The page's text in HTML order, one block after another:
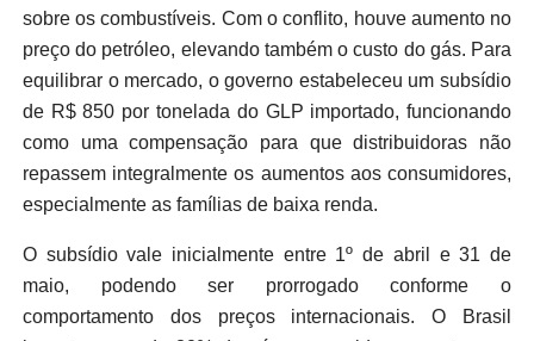
sobre os combustíveis. Com o conflito, houve aumento no
preço do petróleo, elevando também o custo do gás. Para
equilibrar o mercado, o governo estabeleceu um subsídio
de R$ 850 por tonelada do GLP importado, funcionando
como uma compensação para que distribuidoras não
repassem integralmente os aumentos aos consumidores,
especialmente as famílias de baixa renda.
O subsídio vale inicialmente entre 1º de abril e 31 de
maio, podendo ser prorrogado conforme o
comportamento dos preços internacionais. O Brasil